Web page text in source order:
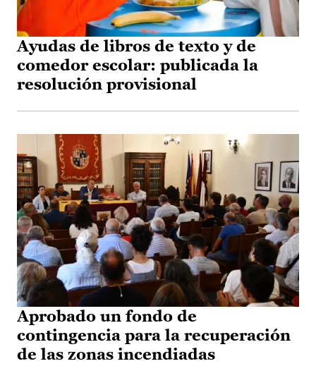
Ayudas de libros de texto y de
comedor escolar: publicada la
resolución provisional
Aprobado un fondo de
contingencia para la recuperación
de las zonas incendiadas